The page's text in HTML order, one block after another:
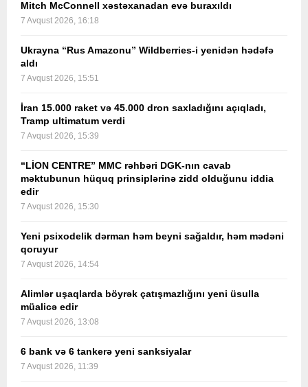
Mitch McConnell xəstəxanadan evə buraxıldı
7 Avqust 2026, 16:18
Ukrayna “Rus Amazonu” Wildberries-i yenidən hədəfə
aldı
7 Avqust 2026, 15:51
İran 15.000 raket və 45.000 dron saxladığını açıqladı,
Tramp ultimatum verdi
7 Avqust 2026, 15:39
“LİON CENTRE” MMC rəhbəri DGK-nın cavab
məktubunun hüquq prinsiplərinə zidd olduğunu iddia
edir
7 Avqust 2026, 15:30
Yeni psixodelik dərman həm beyni sağaldır, həm mədəni
qoruyur
7 Avqust 2026, 14:54
Alimlər uşaqlarda böyrək çatışmazlığını yeni üsulla
müalicə edir
7 Avqust 2026, 13:08
6 bank və 6 tankerə yeni sanksiyalar
7 Avqust 2026, 11:39